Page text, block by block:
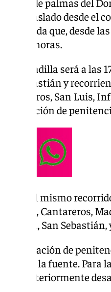
traslado desde el
jornada que, desde
13.30 horas.
la Armadilla será a las
Sebastián y
Cantareros, San Luis,
la estación de
el mismo
Luis, Cantareros,
San
estación de
de la fuente. Para
y posteriormente